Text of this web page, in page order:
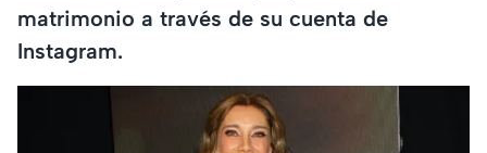
matrimonio a través de su cuenta de
Instagram.